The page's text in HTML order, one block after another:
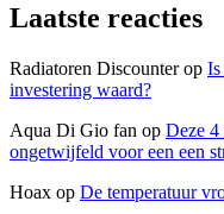
Laatste reacties
Radiatoren Discounterop Is
investering waard?
Aqua Di Gio fan op Deze 4
ongetwijfeld voor een een
Hoax op De temperatuur